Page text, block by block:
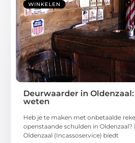
WINKELEN
Deurwaarder in
weten
Heb je te maken met onbetaalde
openstaande schulden in
Oldenzaal (Incassoservice) biedt